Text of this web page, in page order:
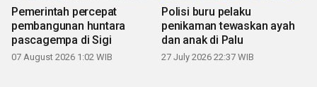
Pemerintah percepat
pembangunan huntara
pascagempa di Sigi
07 August 2026 1:02 WIB
Polisi buru pelaku
penikaman tewaskan ayah
dan anak di Palu
27 July 2026 22:37 WIB